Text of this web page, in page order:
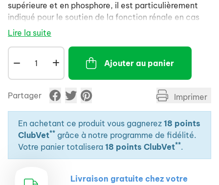
supérieure et en phosphore, il est particulièrement
indiqué pour le soutien de la fonction rénale en cas
d’insuffisance rénale chronique ou temporaire.
Lire la suite
Ajouter au panier
Partager Imprimer
En achetant ce produit vous gagnerez 18 points
ClubVet** grâce à notre programme de fidélité.
Votre panier totalisera 18 points ClubVet**.
Livraison gratuite chez votre